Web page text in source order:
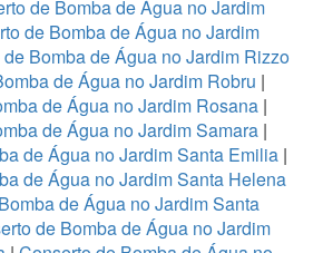
de Bomba de Água no Jardim
de Bomba de Água no Jardim
Bomba de Água no Jardim Rizzo
de Água no Jardim Robru |
de Água no Jardim Rosana |
de Água no Jardim Samara |
de Água no Jardim Santa Emilia|
de Água no Jardim Santa Helena
de Água no Jardim Santa
de Bomba de Água no Jardim